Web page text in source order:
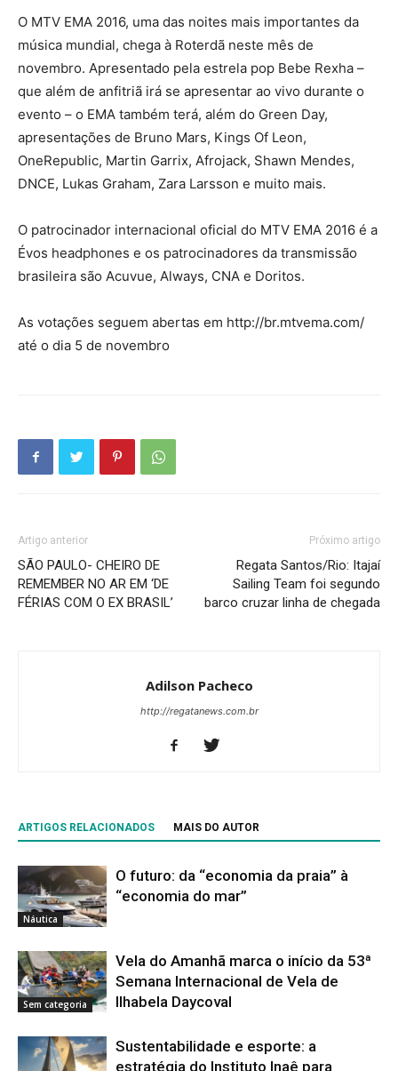
O MTV EMA 2016, uma das noites mais importantes da
música mundial, chega à Roterdã neste mês de
novembro. Apresentado pela estrela pop Bebe Rexha –
que além de anfitriã irá se apresentar ao vivo durante o
evento – o EMA também terá, além do Green Day,
apresentações de Bruno Mars, Kings Of Leon,
OneRepublic, Martin Garrix, Afrojack, Shawn Mendes,
DNCE, Lukas Graham, Zara Larsson e muito mais.
O patrocinador internacional oficial do MTV EMA 2016 é a
Évos headphones e os patrocinadores da transmissão
brasileira são Acuvue, Always, CNA e Doritos.
As votações seguem abertas em http://br.mtvema.com/
até o dia 5 de novembro
Artigo anterior
SÃO PAULO- CHEIRO DE
REMEMBER NO AR EM ‘DE
FÉRIAS COM O EX BRASIL’
Próximo artigo
Regata Santos/Rio: Itajaí
Sailing Team foi segundo
barco cruzar linha de chegada
Adilson Pacheco
http://regatanews.com.br
ARTIGOS RELACIONADOS MAIS DO AUTOR
Náutica
O futuro: da “economia da praia” à
“economia do mar”
Sem categoria
Vela do Amanhã marca o início da 53ª
Semana Internacional de Vela de
Ilhabela Daycoval
Sustentabilidade e esporte: a
estratégia do Instituto Inaê para